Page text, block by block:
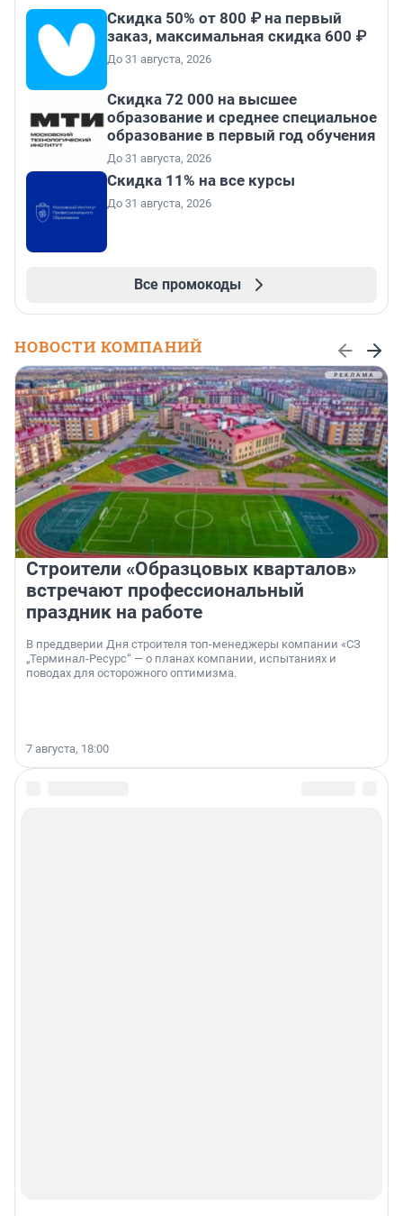
Скидка 50% от 800 ₽ на первый
заказ, максимальная скидка 600 ₽
До 31 августа, 2026
Скидка 72 000 на высшее
образование и среднее специальное
образование в первый год обучения
До 31 августа, 2026
Скидка 11% на все курсы
До 31 августа, 2026
Все промокоды
НОВОСТИ КОМПАНИЙ
Строители «Образцовых кварталов»
встречают профессиональный
праздник на работе
В преддверии Дня строителя топ-менеджеры компании «СЗ
„Терминал-Ресурс“ — о планах компании, испытаниях и
поводах для осторожного оптимизма.
7 августа, 18:00